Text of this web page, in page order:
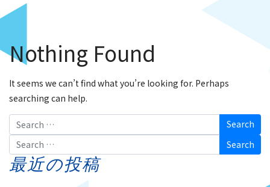
Nothing Found
It seems we can’t find what you’re looking for. Perhaps
searching can help.
Search
Search
最近の投稿